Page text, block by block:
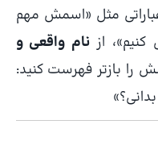
مثل «اسمش مهم
ازنام واقعی و
بازتر فهرست کنید: